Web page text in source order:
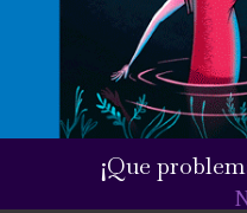
¡Que